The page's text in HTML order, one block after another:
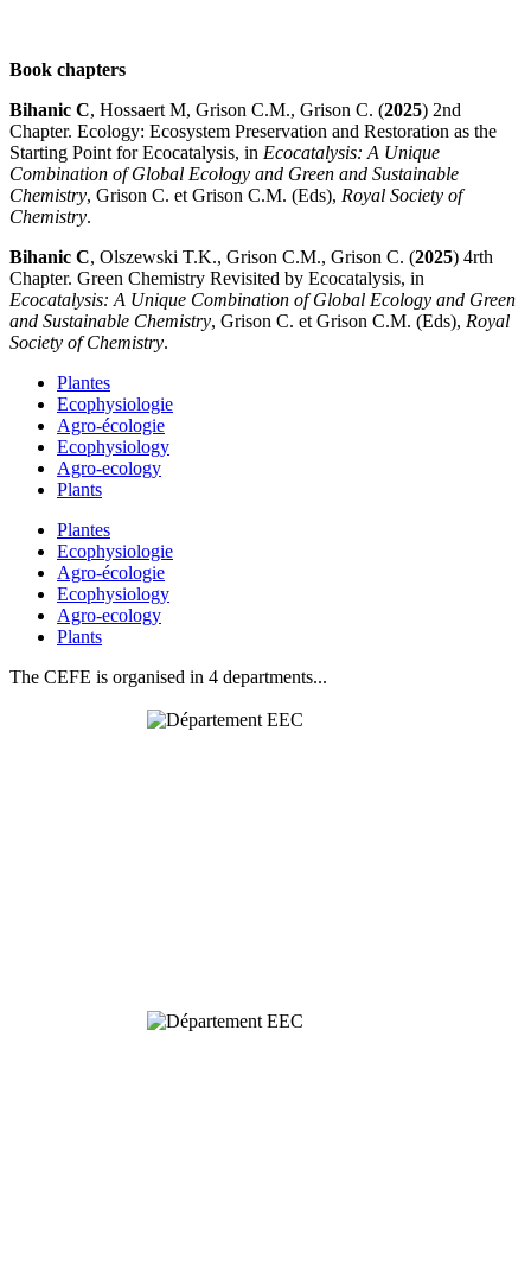
Book chapters
Bihanic C, Hossaert M, Grison C.M., Grison C. (2025) 2nd
Chapter. Ecology: Ecosystem Preservation and Restoration as the
Starting Point for Ecocatalysis, in Ecocatalysis: A Unique
Combination of Global Ecology and Green and Sustainable
Chemistry, Grison C. et Grison C.M. (Eds), Royal Society of
Chemistry.
Bihanic C, Olszewski T.K., Grison C.M., Grison C. (2025) 4rth
Chapter. Green Chemistry Revisited by Ecocatalysis, in
Ecocatalysis: A Unique Combination of Global Ecology and Green
and Sustainable Chemistry, Grison C. et Grison C.M. (Eds), Royal
Society of Chemistry.
Plantes
Ecophysiologie
Agro-écologie
Ecophysiology
Agro-ecology
Plants
Plantes
Ecophysiologie
Agro-écologie
Ecophysiology
Agro-ecology
Plants
The CEFE is organised in 4 departments...